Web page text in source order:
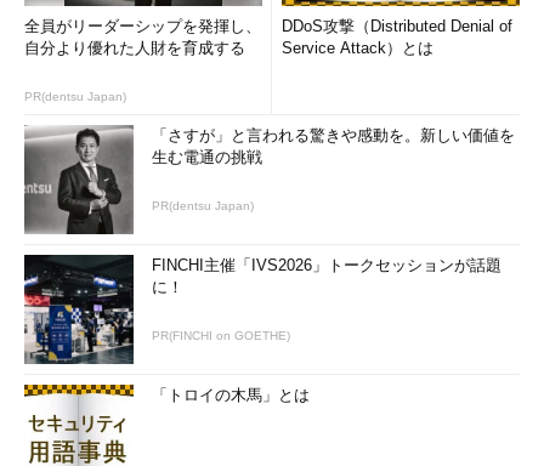
全員がリーダーシップを発揮し、
自分より優れた人財を育成する
PR(dentsu Japan)
DDoS攻撃（Distributed Denial of
Service Attack）とは
「さすが」と言われる驚きや感動を。新しい価値を
生む電通の挑戦
PR(dentsu Japan)
FINCHI主催「IVS2026」トークセッションが話題
に！
PR(FINCHI on GOETHE)
「トロイの木馬」とは